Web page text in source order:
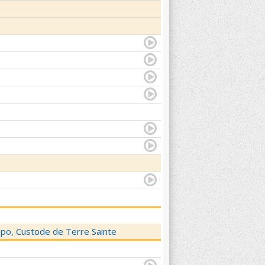
Custode de Terre Sainte